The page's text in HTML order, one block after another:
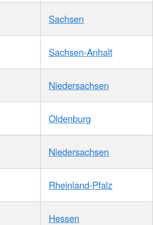
Sachsen
Sachsen-Anhalt
Niedersachsen
Oldenburg
Niedersachsen
Rheinland-Pfalz
Hessen